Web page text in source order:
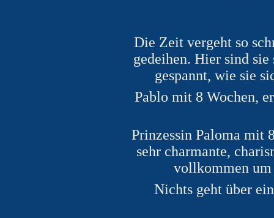
Die Zeit vergeht so
gedeihen. Hier sind
gespannt, wie sie
Pablo mit 8 Wochen,
Prinzessin Paloma mit
sehr charmante,
vollkommen
Nichts geht über